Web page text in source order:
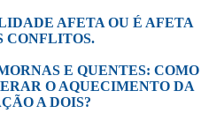
AFETA OU É AFETA
CONFLITOS.
E QUENTES: COMO
O AQUECIMENTO DA
A DOIS?